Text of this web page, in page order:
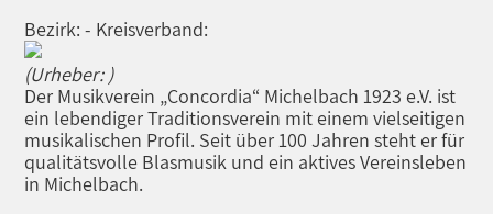
Bezirk: - Kreisverband:
(Urheber: )
Der Musikverein „Concordia“ Michelbach 1923 e.V. ist
ein lebendiger Traditionsverein mit einem vielseitigen
musikalischen Profil. Seit über 100 Jahren steht er für
qualitätsvolle Blasmusik und ein aktives Vereinsleben
in Michelbach.